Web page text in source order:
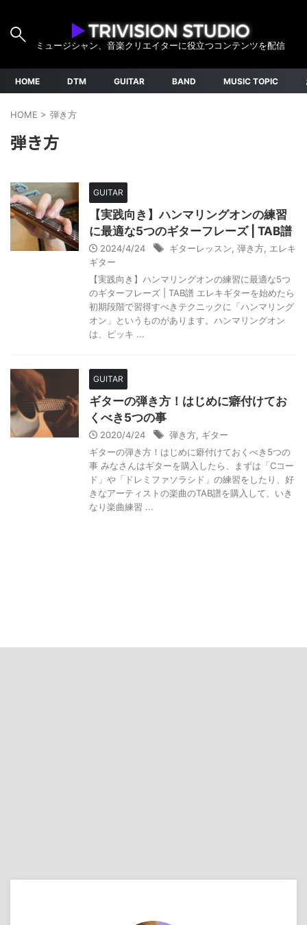
ミュージシャン、音楽クリエイターに役立つコンテンツを配信
HOME DTM GUITAR BAND MUSIC TOPIC
HOME > 弾き方
弾き方
GUITAR
【実践向き】ハンマリングオンの練習
に最適な5つのギターフレーズ | TAB譜
2024/4/24 ギターレッスン 弾き方
エレキ
ギター
【実践向き】ハンマリングオンの練習に最適な5つ
のギターフレーズ | TAB譜 エレキギターを始めたら
初期段階で習得すべきテクニックに「ハンマリング
オン」というものがあります。ハンマリングオン
は、ピッキ ...
GUITAR
ギターの弾き方！はじめに癖付けてお
くべき5つの事
2020/4/24 弾き方 ギター
ギターの弾き方！はじめに癖付けておくべき5つの
事 みなさんはギターを購入したら、まずは「Cコー
ド」や「ドレミファソラシド」の練習をしたり、好
きなアーティストの楽曲のTAB譜を購入して、いき
なり楽曲練習 ...